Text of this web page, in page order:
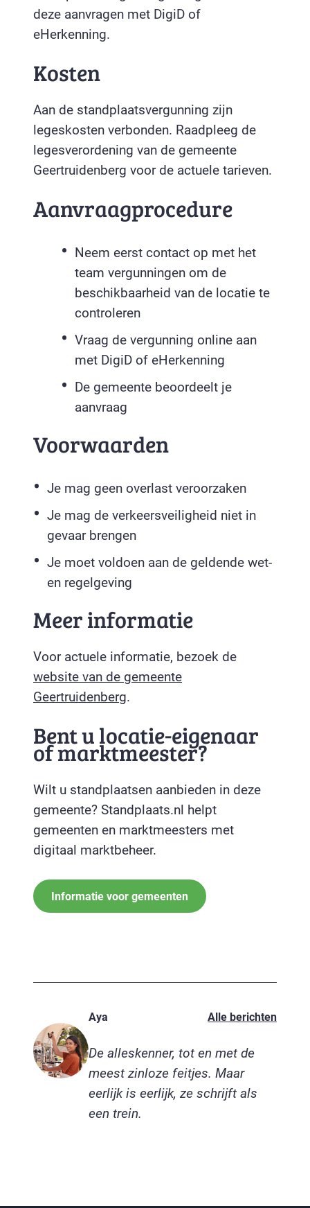
deze aanvragen met DigiD of
eHerkenning.
Kosten
Aan de standplaatsvergunning zijn
legeskosten verbonden. Raadpleeg de
legesverordening van de gemeente
Geertruidenberg voor de actuele tarieven.
Aanvraagprocedure
Neem eerst contact op met het
team vergunningen om de
beschikbaarheid van de locatie te
controleren
Vraag de vergunning online aan
met DigiD of eHerkenning
De gemeente beoordeelt je
aanvraag
Voorwaarden
Je mag geen overlast veroorzaken
Je mag de verkeersveiligheid niet in
gevaar brengen
Je moet voldoen aan de geldende wet-
en regelgeving
Meer informatie
Voor actuele informatie, bezoek de
website van de gemeente
Geertruidenberg.
Bent u locatie-eigenaar
of marktmeester?
Wilt u standplaatsen aanbieden in deze
gemeente? Standplaats.nl helpt
gemeenten en marktmeesters met
digitaal marktbeheer.
Informatie voor gemeenten
Aya Alle berichten
De alleskenner, tot en met de
meest zinloze feitjes. Maar
eerlijk is eerlijk, ze schrijft als
een trein.